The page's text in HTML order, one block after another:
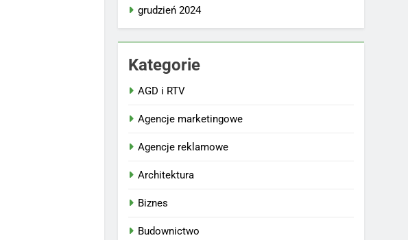
grudzień 2024
Kategorie
AGD i RTV
Agencje marketingowe
Agencje reklamowe
Architektura
Biznes
Budownictwo